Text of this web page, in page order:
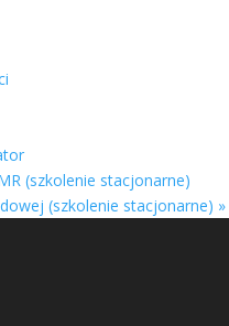
(szkolenie stacjonarne)
(szkolenie stacjonarne) »